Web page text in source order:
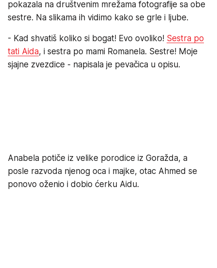
pokazala na društvenim mrežama fotografije sa obe
sestre. Na slikama ih vidimo kako se grle i ljube.
- Kad shvatiš koliko si bogat! Evo ovoliko! Sestra po
tati Aida, i sestra po mami Romanela. Sestre! Moje
sjajne zvezdice - napisala je pevačica u opisu.
Anabela potiče iz velike porodice iz Goražda, a
posle razvoda njenog oca i majke, otac Ahmed se
ponovo oženio i dobio ćerku Aidu.